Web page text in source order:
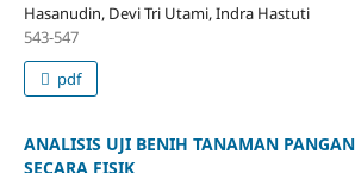
Hasanudin, Devi Tri Utami, Indra Hastuti
543-547
pdf
ANALISIS UJI BENIH TANAMAN
SECARA FISIK